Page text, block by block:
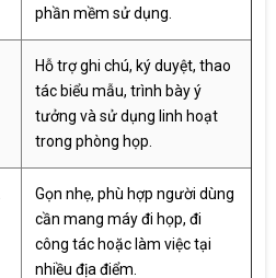
phần mềm sử dụng.
Hỗ trợ ghi chú, ký duyệt, thao
tác biểu mẫu, trình bày ý
tưởng và sử dụng linh hoạt
trong phòng họp.
Gọn nhẹ, phù hợp người dùng
cần mang máy đi họp, đi
công tác hoặc làm việc tại
nhiều địa điểm.